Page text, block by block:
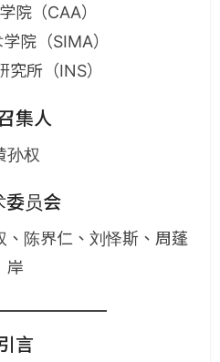
院（CAA）
院（SIMA）
究所（INS）
集人
孙权
委员会
、陈界仁、刘怿斯、周蓬
岸
言